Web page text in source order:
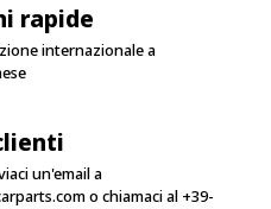
rapide
internazionale a
un'email a
o chiamaci al +39-